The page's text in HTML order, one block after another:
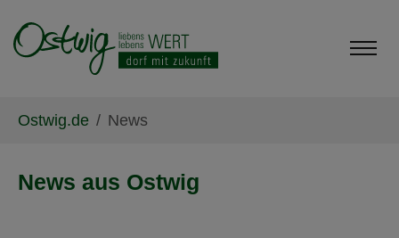
Ostwig.de News
News aus Ostwig